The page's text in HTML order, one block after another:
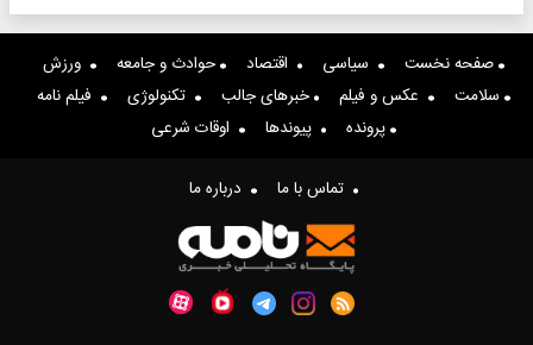
صفحه نخست سیاسی اقتصاد حوادث و جامعه
ورزش
سلامت
عکس و فیلم خبرهای جالب تکنولوژی
فیلم نامه
پرونده
پیوندها اوقات شرعی
تماس با ما درباره ما